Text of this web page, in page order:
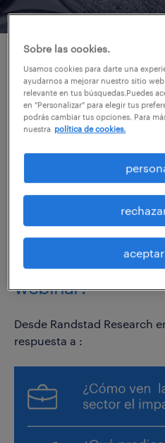
han sido, sin duda,
por la crisis del COVID-19,
actividad, el cierre de
la movilidad, han supuesto
Ahora que su actividad se
evaluar el impacto que ha
empresas y cómo y cuándo
¿Qué claves se
webinar?
Desde Randstad Research
respuesta a :
Sobre las cookies.
Usamos cookies para darte una
ayudarnos a mejorar nuestro sitio
relevante en tus búsquedas.Puedes
en "Personalizar" para elegir tus
podrás cambiar tus opciones. Para
nuestra política de cookies.